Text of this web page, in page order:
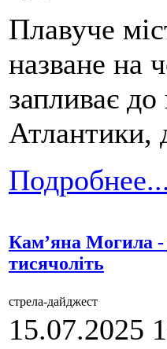
Плавуче
назване на
запливає до
Атлантики,
Подробнее...
Кам’яна Могила -
тисячоліть
стрела-дайджест
15.07.2025